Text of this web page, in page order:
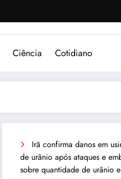
Ciência Cotidiano
Irã confirma danos em
de urânio após ataques e
sobre quantidade de urânio